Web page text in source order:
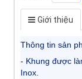
Giới thiệu
Thông tin sản
- Khung được
Inox.